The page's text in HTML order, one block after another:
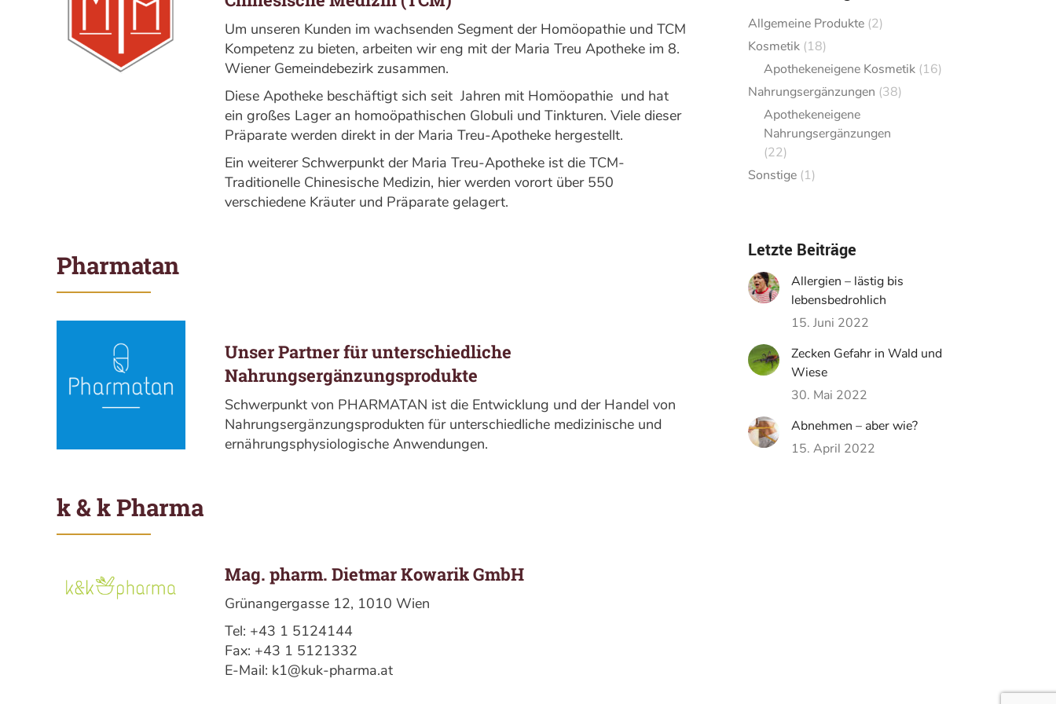
Um unseren Kunden im wachsenden Segment der Homöopathie und TCM
Kompetenz zu bieten, arbeiten wir eng mit der Maria Treu Apotheke im 8.
Wiener Gemeindebezirk zusammen.
Diese Apotheke beschäftigt sich seit Jahren mit Homöopathie und hat
ein großes Lager an homoöpathischen Globuli und Tinkturen. Viele dieser
Präparate werden direkt in der Maria Treu-Apotheke hergestellt.
Ein weiterer Schwerpunkt der Maria Treu-Apotheke ist die TCM-
Traditionelle Chinesische Medizin, hier werden vorort über 550
verschiedene Kräuter und Präparate gelagert.
Pharmatan
Unser Partner für unterschiedliche
Nahrungsergänzungsprodukte
Schwerpunkt von PHARMATAN ist die Entwicklung und der Handel von
Nahrungsergänzungsprodukten für unterschiedliche medizinische und
ernährungsphysiologische Anwendungen.
k & k Pharma
Mag. pharm. Dietmar Kowarik GmbH
Grünangergasse 12, 1010 Wien
Tel: +43 1 5124144
Fax: +43 1 5121332
E-Mail: k1@kuk-pharma.at
Allgemeine Produkte (2)
Kosmetik (18)
Apothekeneigene Kosmetik (16)
Nahrungsergänzungen (38)
Apothekeneigene
Nahrungsergänzungen
(22)
Sonstige (1)
Letzte Beiträge
Allergien – lästig bis
lebensbedrohlich
15. Juni 2022
Zecken Gefahr in Wald und
Wiese
30. Mai 2022
Abnehmen – aber wie?
15. April 2022